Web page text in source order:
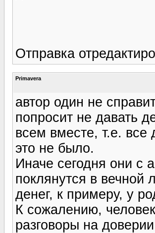
Отправка
Primavera
автор один не
попросит не давать
всем вместе, т.е.
это не было.
Иначе сегодня они с
поклянутся в вечной
денег, к примеру, у
К сожалению,
разговоры на